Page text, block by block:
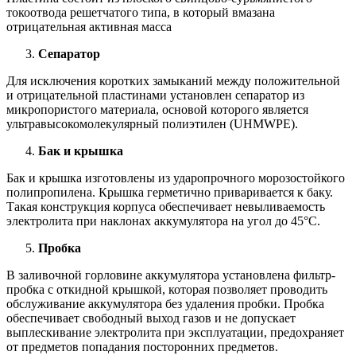
токоотвода решетчатого типа, в который вмазана
отрицательная активная масса
Сепаратор
Для исключения коротких замыканий между положительной
и отрицательной пластинами установлен сепаратор из
микропористого материала, основой которого является
ультравысокомолекулярный полиэтилен (UHMWPE).
Бак и крышка
Бак и крышка изготовлены из ударопрочного морозостойкого
полипропилена. Крышка герметично приваривается к баку.
Такая конструкция корпуса обеспечивает невыливаемость
электролита при наклонах аккумулятора на угол до 45°С.
Пробка
В заливочной горловине аккумулятора установлена фильтр-
пробка с откидной крышкой, которая позволяет проводить
обслуживание аккумулятора без удаления пробки. Пробка
обеспечивает свободный выход газов и не допускает
выплескивание электролита при эксплуатации, предохраняет
от предметов попадания посторонних предметов.